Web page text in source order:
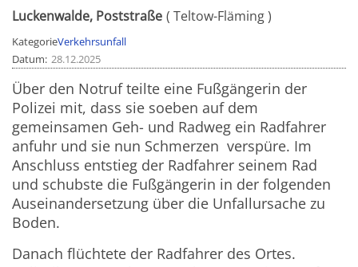
Luckenwalde, Poststraße Teltow-Fläming
KategorieVerkehrsunfall
Datum 28.12.2025
Über den Notruf teilte eine Fußgängerin der
Polizei mit, dass sie soeben auf dem
gemeinsamen Geh- und Radweg ein Radfahrer
anfuhr und sie nun Schmerzen verspüre. Im
Anschluss entstieg der Radfahrer seinem Rad
und schubste die Fußgängerin in der folgenden
Auseinandersetzung über die Unfallursache zu
Boden.
Danach flüchtete der Radfahrer des Ortes.